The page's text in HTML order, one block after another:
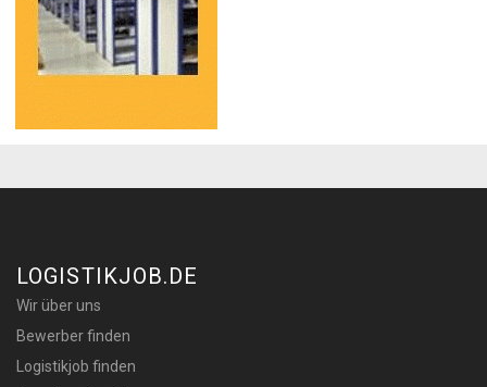
LOGISTIKJOB.DE
Wir über uns
Bewerber finden
Logistikjob finden